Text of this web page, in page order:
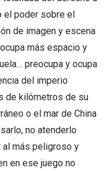
el poder sobre el
de imagen y escena
más espacio y
preocupa y ocupa
del imperio
de kilómetros de su
o el mar de China
no atenderlo
al más peligroso y
en ese juego no